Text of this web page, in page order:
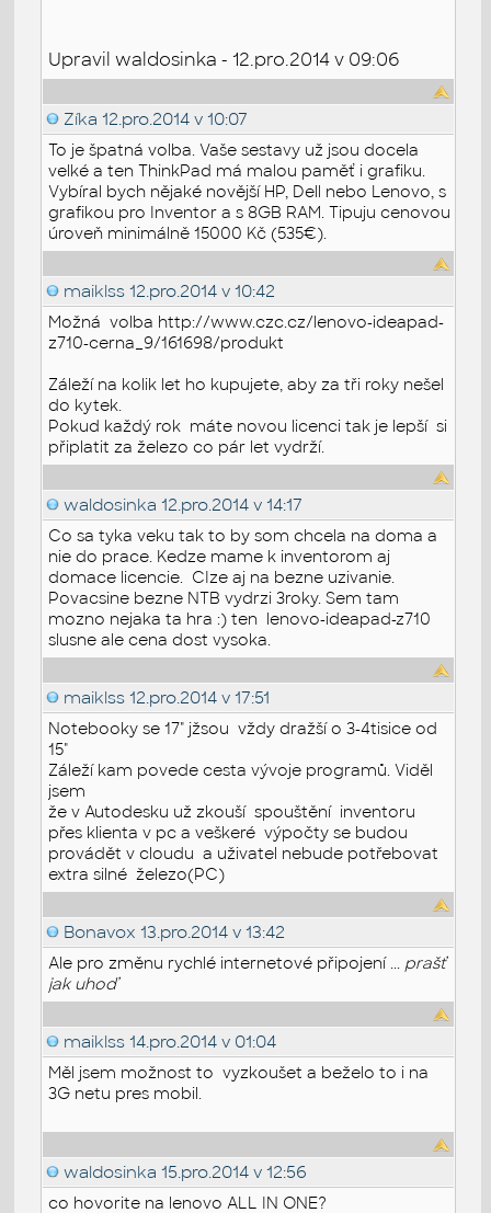
Upravil waldosinka - 12.pro.2014 v 09:06
Zíka 12.pro.2014 v 10:07
To je špatná volba. Vaše sestavy už jsou docela
velké a ten ThinkPad má malou paměť i grafiku.
Vybíral bych nějaké novější HP, Dell nebo Lenovo, s
grafikou pro Inventor a s 8GB RAM. Tipuju cenovou
úroveň minimálně 15000 Kč (535€).
maiklss 12.pro.2014 v 10:42
Možná volba http://www.czc.cz/lenovo-ideapad-
z710-cerna_9/161698/produkt
Záleží na kolik let ho kupujete, aby za tři roky nešel
do kytek.
Pokud každý rok máte novou licenci tak je lepší si
připlatit za železo co pár let vydrží.
waldosinka 12.pro.2014 v 14:17
Co sa tyka veku tak to by som chcela na doma a
nie do prace. Kedze mame k inventorom aj
domace licencie. CIze aj na bezne uzivanie.
Povacsine bezne NTB vydrzi 3roky. Sem tam
mozno nejaka ta hra :) ten lenovo-ideapad-z710
slusne ale cena dost vysoka.
maiklss 12.pro.2014 v 17:51
Notebooky se 17" jžsou vždy dražší o 3-4tisice od
15"
Záleží kam povede cesta vývoje programů. Viděl
jsem
že v Autodesku už zkouší spouštění inventoru
přes klienta v pc a veškeré výpočty se budou
provádět v cloudu a uživatel nebude potřebovat
extra silné železo(PC)
Bonavox 13.pro.2014 v 13:42
Ale pro změnu rychlé internetové připojení ... prašť
jak uhoď
maiklss 14.pro.2014 v 01:04
Měl jsem možnost to vyzkoušet a beželo to i na
3G netu pres mobil.
waldosinka 15.pro.2014 v 12:56
co hovorite na lenovo ALL IN ONE?